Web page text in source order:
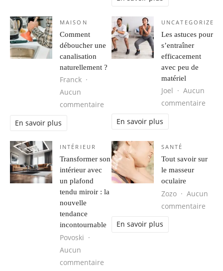
MAISON
Comment
déboucher une
canalisation
naturellement ?
Franck
Aucun
commentaire sur Comment déboucher une
En savoir plus
UNCATEGORIZED
Les astuces pour
s’entraîner
efficacement
avec peu de
matériel
Joel
Aucun
commentaire
En savoir plus
INTÉRIEUR
Transformer son
intérieur avec
un plafond
tendu miroir : la
nouvelle
tendance
incontournable
Povoski
Aucun
commentaire
SANTÉ
Tout savoir sur
le masseur
oculaire
Zozo
Aucun
commentaire
En savoir plus